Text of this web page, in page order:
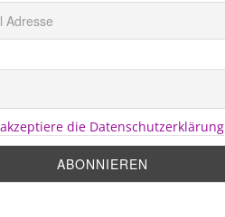
die Datenschutzerklärung